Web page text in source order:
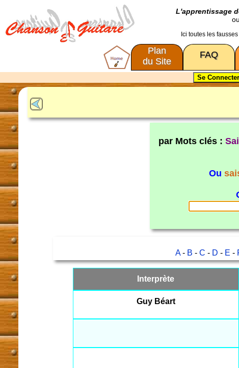
L'apprentissage
Ici toutes les
Plan
du Site
FAQ
par Mots clés :
Ou
A- B -C - D - E -
Interprète
Guy Béart